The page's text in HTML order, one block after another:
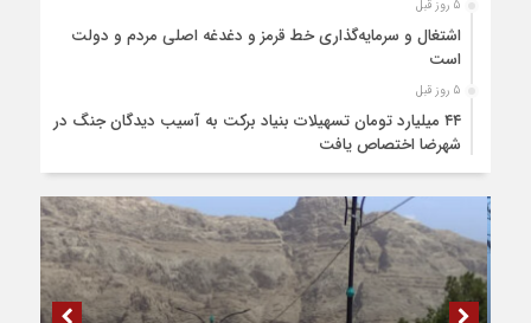
5 روز قبل
اشتغال و سرمایه‌گذاری خط قرمز و دغدغه اصلی مردم و دولت
است
5 روز قبل
۴۴ میلیارد تومان تسهیلات بنیاد برکت به آسیب دیدگان جنگ در
شهرضا اختصاص یافت
6 روز قبل
6 روز قبل
چند راه ساده برای افزایش عمر لباس‌ها
6 روز قبل